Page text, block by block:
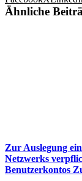
Ähnliche
Zur Auslegung
Netzwerks
Benutzerkontos